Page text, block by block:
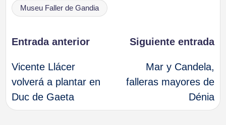
Museu Faller de Gandia
Navegación
de
entradas
Entrada anterior
Vicente Llácer
volverá a plantar en
Duc de Gaeta
Siguiente entrada
Mar y Candela,
falleras mayores de
Dénia